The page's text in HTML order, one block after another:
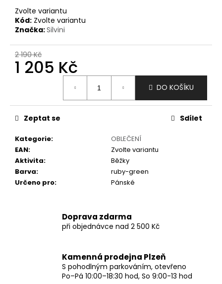
Zvolte variantu
Kód: Zvolte variantu
Značka:Silvini
2 190 Kč
1 205 Kč
DO KOŠÍKU
Kategorie:
OBLEČENÍ
EAN:
Zvolte variantu
Aktivita:
Běžky
Barva:
ruby-green
Určeno pro: Pánské
Zeptat se Sdílet
Doprava zdarma
při objednávce nad 2 500 Kč
Kamenná prodejna Plzeň
S pohodlným parkováním, otevřeno
Po–Pá 10:00–18:30 hod, So 9:00-13 hod
u
č
u